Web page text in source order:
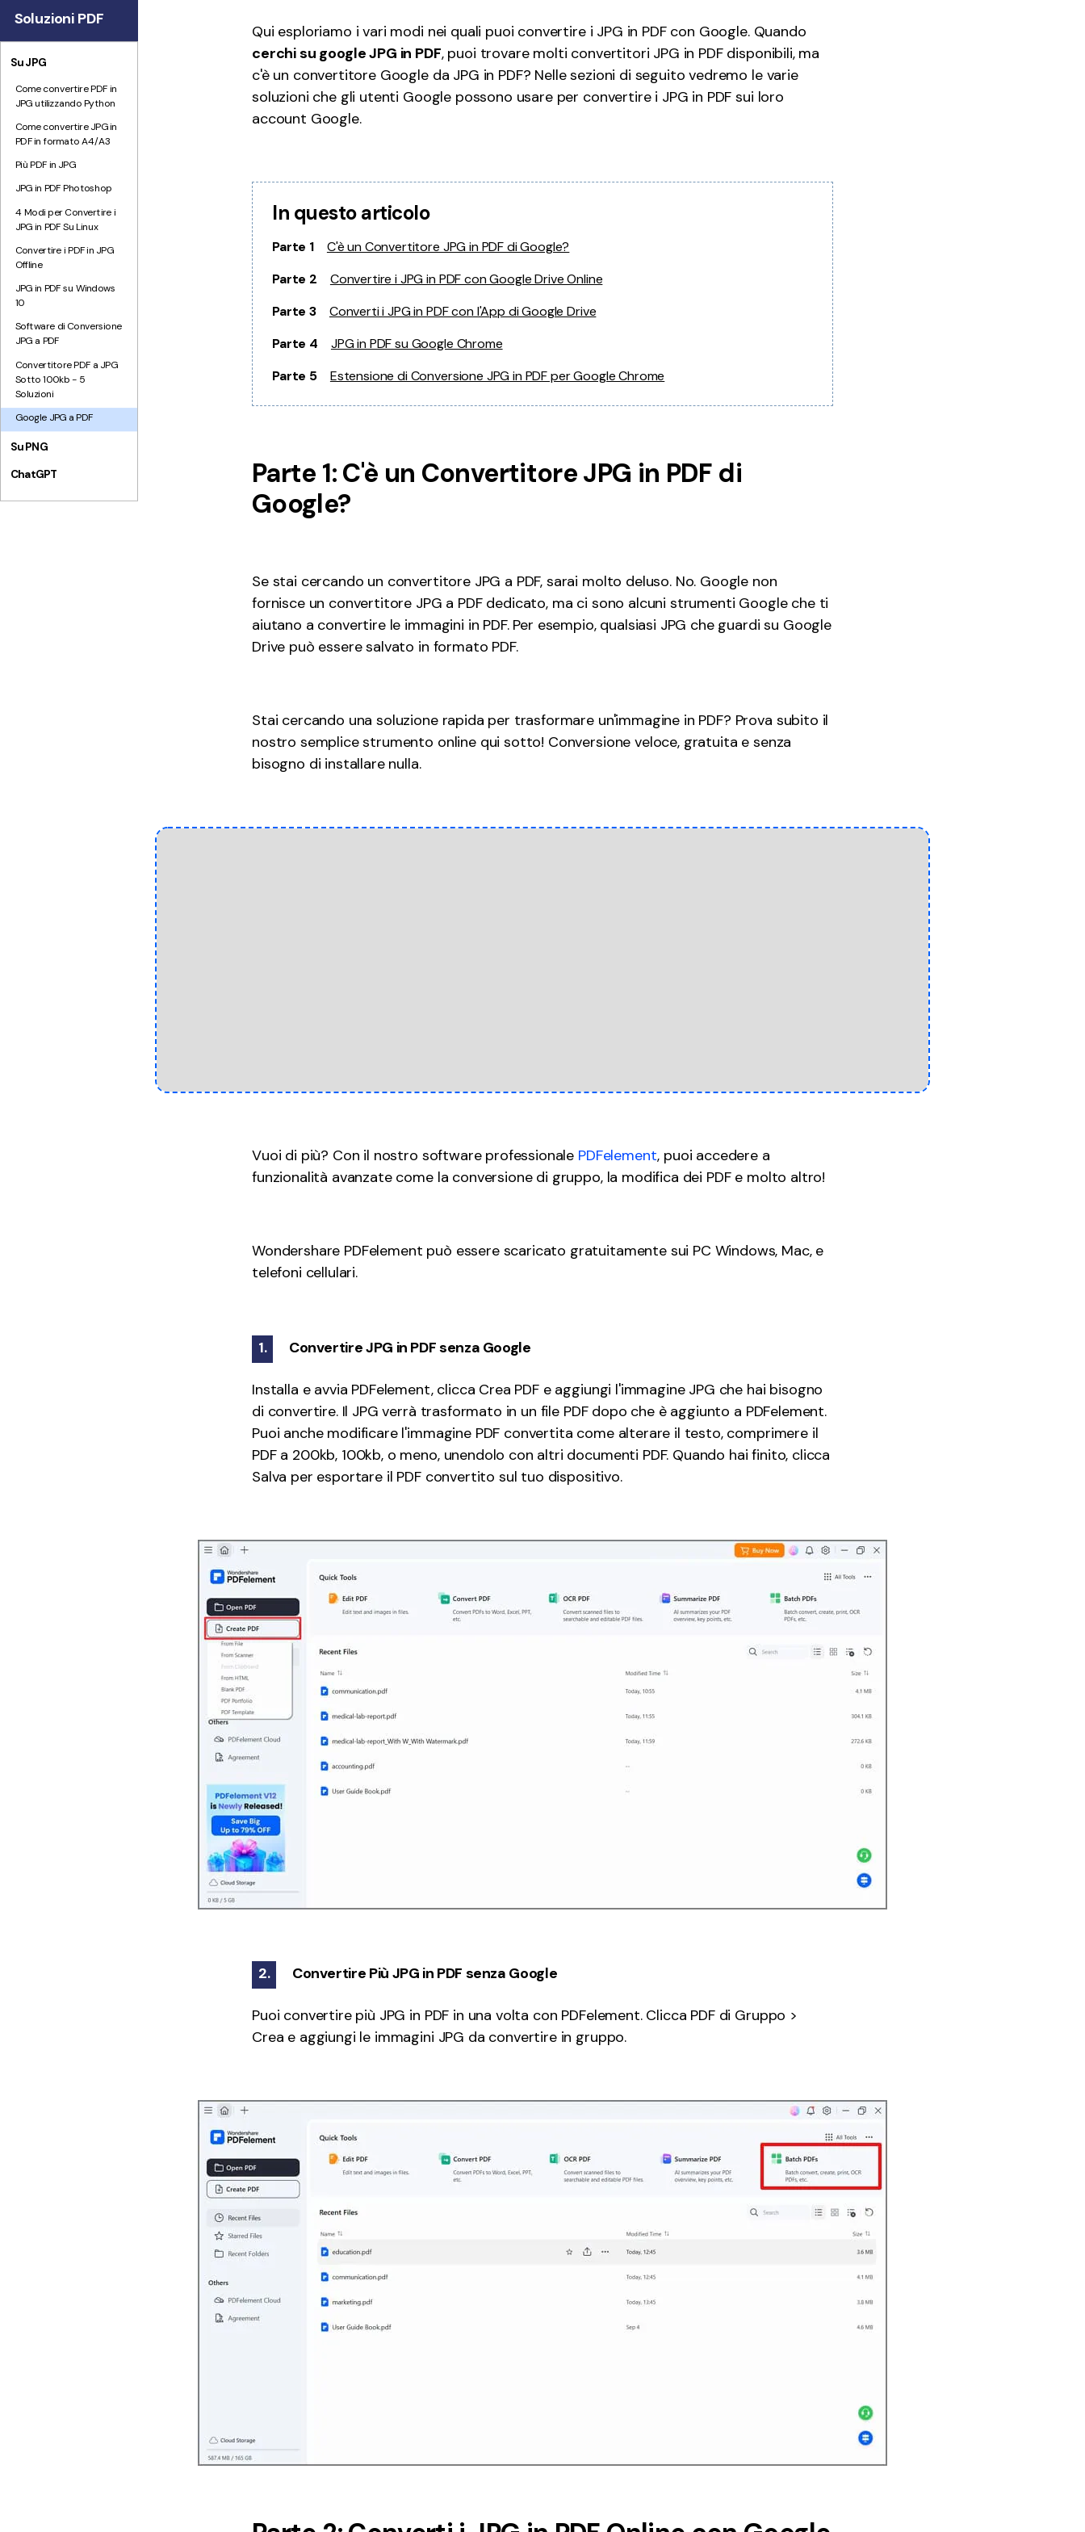
Tutte Le Funzionalità
Freelancer
Video
Soluzioni PDF
Su JPG
Come convertire PDF in
JPG utilizzando Python
Come convertire JPG in
PDF in formato A4/A3
Più PDF in JPG
JPG in PDF Photoshop
4 Modi per Convertire i
JPG in PDF Su Linux
Convertire i PDF in JPG
Offline
JPG in PDF su Windows
10
Software di Conversione
JPG a PDF
Convertitore PDF a JPG
Sotto 100kb - 5
Soluzioni
Google JPG a PDF
Su PNG
ChatGPT
Qui esploriamo i vari modi nei quali puoi convertire i JPG in PDF con Google. Quando
cerchi su google JPG in PDF, puoi trovare molti convertitori JPG in PDF disponibili, ma
c'è un convertitore Google da JPG in PDF? Nelle sezioni di seguito vedremo le varie
soluzioni che gli utenti Google possono usare per convertire i JPG in PDF sui loro
account Google.
In questo articolo
Parte 1
C'è un Convertitore JPG in PDF di Google?
Parte 2
Convertire i JPG in PDF con Google Drive Online
Parte 3
Converti i JPG in PDF con l'App di Google Drive
Parte 4
JPG in PDF su Google Chrome
Parte 5
Estensione di Conversione JPG in PDF per Google Chrome
Parte 1: C'è un Convertitore JPG in PDF di
Google?
Se stai cercando un convertitore JPG a PDF, sarai molto deluso. No. Google non
fornisce un convertitore JPG a PDF dedicato, ma ci sono alcuni strumenti Google che ti
aiutano a convertire le immagini in PDF. Per esempio, qualsiasi JPG che guardi su Google
Drive può essere salvato in formato PDF.
Stai cercando una soluzione rapida per trasformare un'immagine in PDF? Prova subito il
nostro semplice strumento online qui sotto! Conversione veloce, gratuita e senza
bisogno di installare nulla.
Vuoi di più? Con il nostro software professionale PDFelement, puoi accedere a
funzionalità avanzate come la conversione di gruppo, la modifica dei PDF e molto altro!
Wondershare PDFelement può essere scaricato gratuitamente sui PC Windows, Mac, e
telefoni cellulari.
1. Convertire JPG in PDF senza Google
Installa e avvia PDFelement, clicca Crea PDF e aggiungi l'immagine JPG che hai bisogno
di convertire. Il JPG verrà trasformato in un file PDF dopo che è aggiunto a PDFelement.
Puoi anche modificare l'immagine PDF convertita come alterare il testo, comprimere il
PDF a 200kb, 100kb, o meno, unendolo con altri documenti PDF. Quando hai finito, clicca
Salva per esportare il PDF convertito sul tuo dispositivo.
2. Convertire Più JPG in PDF senza Google
Puoi convertire più JPG in PDF in una volta con PDFelement. Clicca PDF di Gruppo >
Crea e aggiungi le immagini JPG da convertire in gruppo.